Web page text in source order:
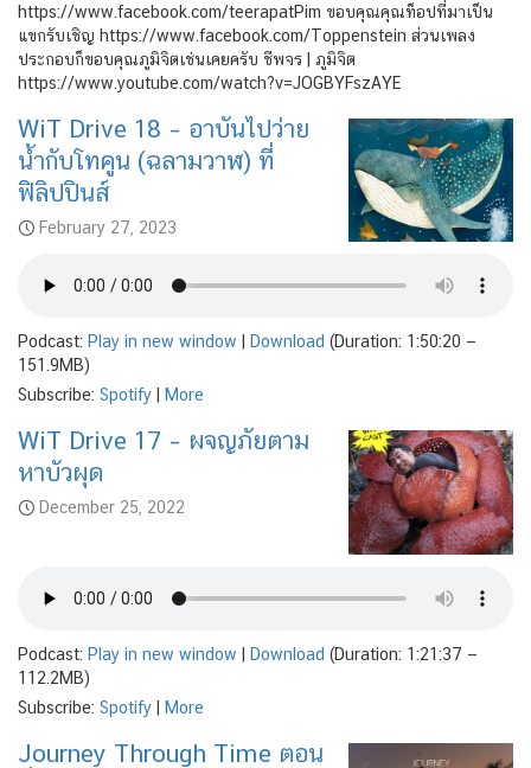
https://www.facebook.com/teerapatPim ขอบคุณคุณท็อปที่มาเป็น
แขกรับเชิญ https://www.facebook.com/Toppenstein ส่วนเพลง
ประกอบก็ขอบคุณภูมิจิตเช่นเคยครับ ชีพจร | ภูมิจิต
https://www.youtube.com/watch?v=JOGBYFszAYE
WiT Drive 18 – อาบันไปว่าย
น้ำกับโทคูน (ฉลามวาฬ) ที่
ฟิลิปปินส์
February 27, 2023
Podcast: Play in new window Download (Duration: 1:50:20 —
151.9MB)
Subscribe: Spotify More
WiT Drive 17 – ผจญภัยตาม
หาบัวผุด
December 25, 2022
Podcast: Play in new window | Download (Duration: 1:21:37 —
112.2MB)
Subscribe: Spotify | More
Journey Through Time ตอน